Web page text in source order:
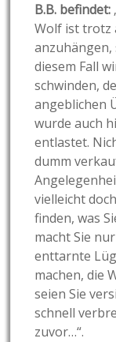
B.B. befindet:
Wolf ist trotz
anzuhängen,
diesem Fall
schwinden,
angeblichen
wurde auch
entlastet.
dumm
vielleicht
finden, was
macht Sie
enttarnte
machen, die
seien Sie
schnell
zuvor…“.